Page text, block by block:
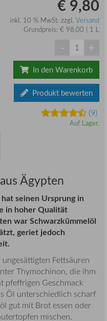
€ 9,80
inkl. 10 % MwSt. zzgl. Versand
Grundpreis: € 98,00 | 1 L
- +
In den Warenkorb
Produkt bewerten
(9)
Auf Lager.
Ägypten
seinen Ursprung in
in hoher Qualität
war Schwarzkümmelöl
geriet jedoch
Fettsäuren
Thymochinon, die ihm
pfeffrigen Geschmack
Öl unterschiedlich scharf
gut mit Brot essen oder
mischen.